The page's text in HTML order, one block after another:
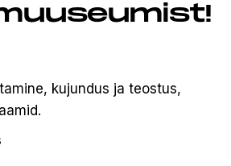
kujundus ja teostus,